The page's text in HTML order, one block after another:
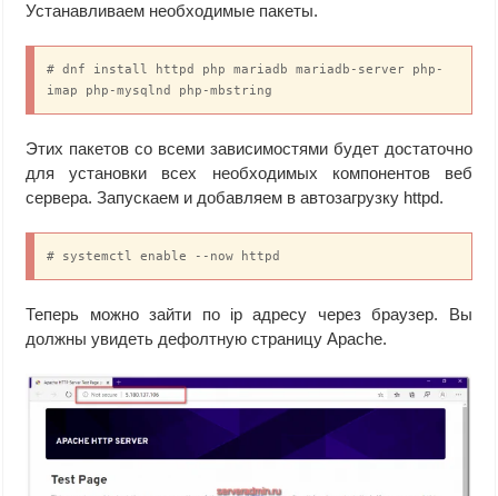
Устанавливаем необходимые пакеты.
# dnf install httpd php mariadb mariadb-server php-
imap php-mysqlnd php-mbstring
Этих пакетов со всеми зависимостями будет достаточно
для установки всех необходимых компонентов веб
сервера. Запускаем и добавляем в автозагрузку httpd.
# systemctl enable --now httpd
Теперь можно зайти по ip адресу через браузер. Вы
должны увидеть дефолтную страницу Apache.